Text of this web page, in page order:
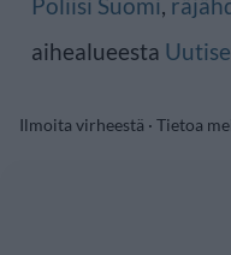
aihealueesta
Ilmoita virheestä · Tietoa